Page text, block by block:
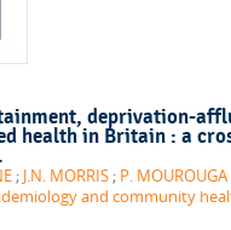
deprivation-
health in Britain : a
; J.N. MORRIS ; P. MOUROUGA
and community